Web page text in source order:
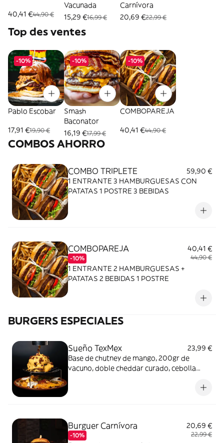
40,41 €44,90 €
Vacunada
15,29 €16,99 €
Carnívora
20,69 €22,99 €
Top des ventes
-10%
Pablo Escobar
17,91 €19,90 €
-10%
Smash
Baconator
16,19 €17,99 €
-10%
COMBOPAREJA
40,41 €44,90 €
COMBOS AHORRO
COMBO TRIPLETE
59,90 €
1 ENTRANTE 3 HAMBURGUESAS CON
PATATAS 1 POSTRE 3 BEBIDAS
COMBOPAREJA
-10%
40,41 €
44,90 €
1 ENTRANTE 2 HAMBURGUESAS +
PATATAS 2 BEBIDAS 1 POSTRE
BURGERS ESPECIALES
Sueño TexMex
23,99 €
Base de chutney de mango, 200gr de
vacuno, doble cheddar curado, cebolla
con bacon crunchy. Todo acompañado de
Burguer Carnívora
-10%
20,69 €
22,99 €